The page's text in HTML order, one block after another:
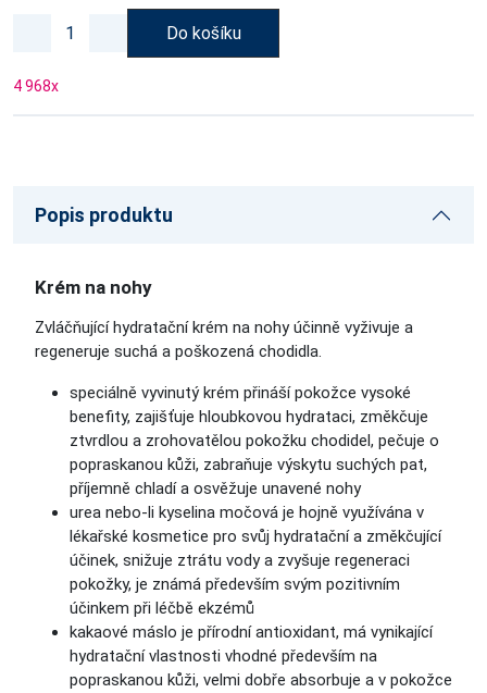
Do košíku
4 968x
Popis produktu
Krém na nohy
Zvláčňující hydratační krém na nohy účinně vyživuje a
regeneruje suchá a poškozená chodidla.
speciálně vyvinutý krém přináší pokožce vysoké
benefity, zajišťuje hloubkovou hydrataci, změkčuje
ztvrdlou a zrohovatělou pokožku chodidel, pečuje o
popraskanou kůži, zabraňuje výskytu suchých pat,
příjemně chladí a osvěžuje unavené nohy
urea nebo-li kyselina močová je hojně využívána v
lékařské kosmetice pro svůj hydratační a změkčující
účinek, snižuje ztrátu vody a zvyšuje regeneraci
pokožky, je známá především svým pozitivním
účinkem při léčbě ekzémů
kakaové máslo je přírodní antioxidant, má vynikající
hydratační vlastnosti vhodné především na
popraskanou kůži, velmi dobře absorbuje a v pokožce